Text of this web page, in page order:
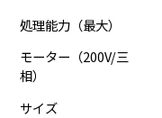
処理能力（最大）
モーター（200V/三
相）
サイズ